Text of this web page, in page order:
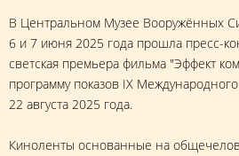
В Центральном Музее Вооружённых
6 и 7 июня 2025 года прошла пресс-
светская премьера фильма "Эффект
программу показов IX
22 августа 2025 года.
Киноленты основанные на